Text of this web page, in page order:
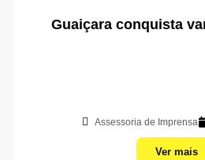
Guaiçara conquista
Assessoria de Imprensa
Ver mais